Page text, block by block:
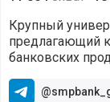
Крупный
предлагающий
банковских